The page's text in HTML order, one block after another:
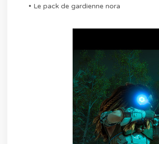
• Le pack de gardienne nora